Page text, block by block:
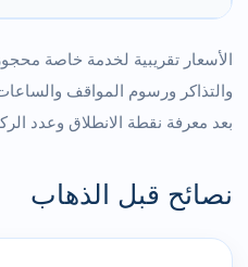
الأسعار تقريبية لخدمة خاصة
والتذاكر ورسوم المواقف
بعد معرفة نقطة الانطلاق وعدد
نصائح قبل الذهاب